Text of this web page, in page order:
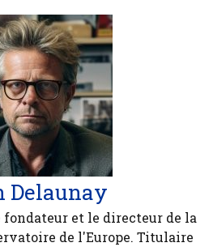
Delaunay
fondateur et le directeur de la
de l'Europe. Titulaire